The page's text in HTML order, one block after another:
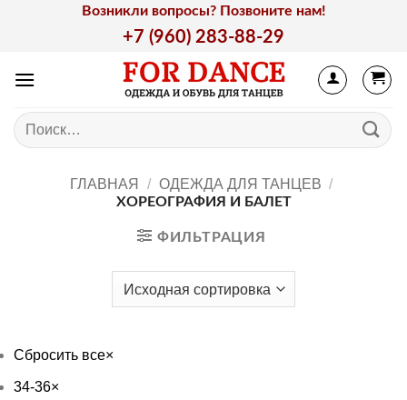
Возникли вопросы? Позвоните нам!
+7 (960) 283-88-29
Искать:
ГЛАВНАЯ / ОДЕЖДА ДЛЯ ТАНЦЕВ /
ХОРЕОГРАФИЯ И БАЛЕТ
ФИЛЬТРАЦИЯ
Сбросить все×
34-36×